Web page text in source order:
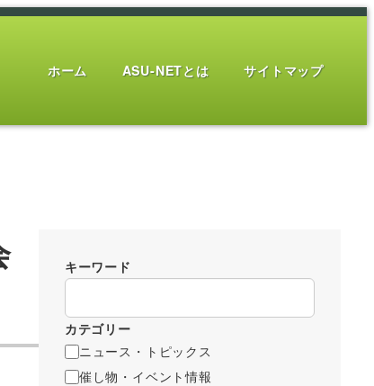
ホーム ASU-NETとは サイトマップ
キーワード
カテゴリー
ニュース・トピックス
催し物・イベント情報